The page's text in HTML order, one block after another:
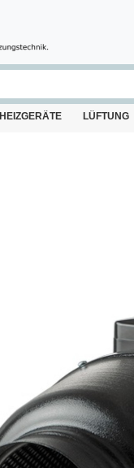
HEIZGERÄTE LÜFTUNG